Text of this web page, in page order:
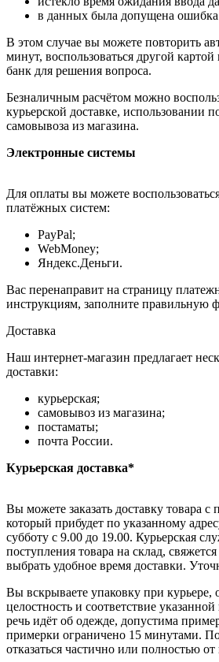
в данных была допущена
В этом случае вы можете повторить
минут, воспользоваться другой
банк для решения вопроса.
Безналичным расчётом можно
курьерской доставке, использовании
самовывоза из магазина.
Электронные системы
Для оплаты вы можете
платёжных систем:
PayPal;
WebMoney;
Яндекс.Деньги.
Вас перенаправит на страницу
инструкциям, заполните правильную
Доставка
Наш интернет-магазин предлагает
доставки:
курьерская;
самовывоз из магазина;
постаматы;
почта России.
Курьерская доставка*
Вы можете заказать доставку товара
который прибудет по указанному
субботу с 9.00 до 19.00. Курьерская
поступления товара на склад,
выбрать удобное время доставки.
Вы вскрываете упаковку при курьере,
целостность и соответствие
речь идёт об одежде, допустима
примерки ограничено 15 минутами.
отказаться частично или полностью